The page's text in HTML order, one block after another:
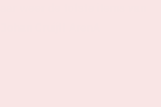
weer de tofste items van
Cruijff ArenA